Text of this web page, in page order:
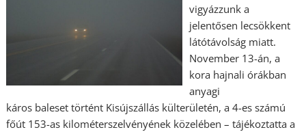
vigyázzunk a
jelentősen lecsökkent
látótávolság miatt.
November 13-án, a
kora hajnali órákban
anyagi
káros baleset történt Kisújszállás külterületén, a 4-es számú
főút 153-as kilométerszelvényének közelében – tájékoztatta a